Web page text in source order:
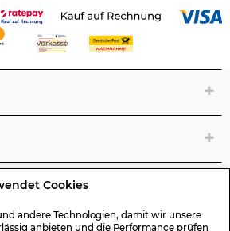
Cookies
andere Technologien, damit wir unsere
anbieten und die Performance prüfen